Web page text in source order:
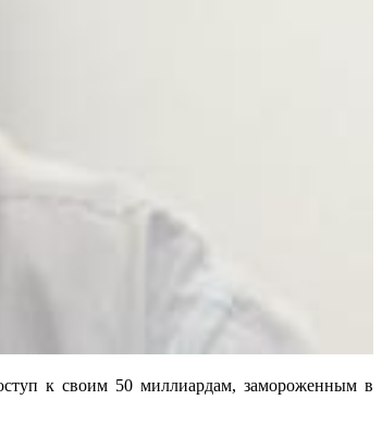
к своим 50 миллиардам, замороженным в